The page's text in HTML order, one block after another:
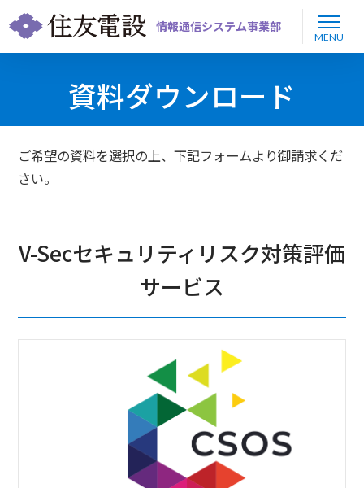
情報通信システム事業部
MENU
資料ダウンロード
ご希望の資料を選択の上、下記フォームより御請求くだ
さい。
V-Secセキュリティリスク対策評価
サービス